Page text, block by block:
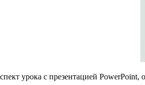
урока с презентацией PowerPoint,